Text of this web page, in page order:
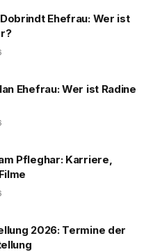
Ehefrau: Wer ist
Ehefrau: Wer ist Radine
Pfleghar: Karriere,
2026: Termine der